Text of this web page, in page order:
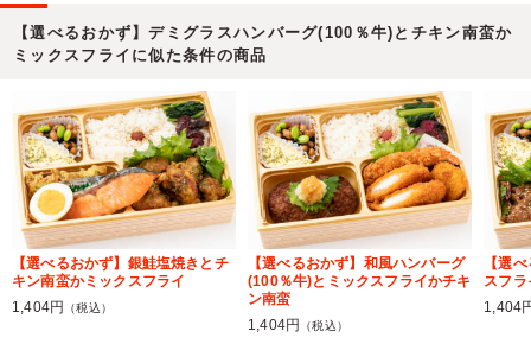
【選べるおかず】デミグラスハンバーグ(100％牛)とチキン南蛮か
ミックスフライに似た条件の商品
【選べるおかず】銀鮭塩焼きとチ
キン南蛮かミックスフライ
1,404円
（税込）
【選べるおかず】和風ハンバーグ
(100％牛)とミックスフライかチキ
ン南蛮
1,404円
（税込）
【選
スフ
1,404